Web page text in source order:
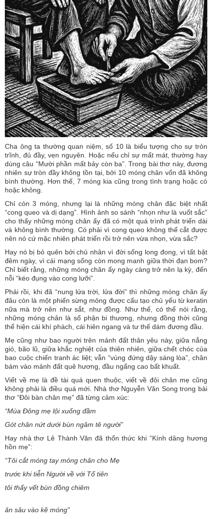
Cha ông ta thường quan niệm, số 10 là biểu tượng cho sự tròn
trĩnh, đủ đầy, vẹn nguyên. Hoặc nếu chỉ sự mất mát, thường hay
dùng câu “Mười phần mất bảy còn ba”. Trong bài thơ này, đương
nhiên sự tròn đầy không tồn tại, bởi 10 móng chân vốn đã không
bình thường. Hơn thế, 7 móng kia cũng trong tình trạng hoặc có
hoặc không.
Chỉ còn 3 móng, nhưng lại là những móng chân đặc biệt nhất
“cong queo và dị dạng”. Hình ảnh so sánh “nhọn như là vuốt sắc”
cho thấy những móng chân ấy đã có một quá trình phát triển dài
và không bình thường. Có phải vì cong queo không thể cắt được
nên nó cứ mặc nhiên phát triển rồi trở nên vừa nhọn, vừa sắc?
Hay nó bị bỏ quên bởi chủ nhân vì đời sống long đong, vì tất bật
đêm ngày, vì cái mạng sống còn mong manh giữa thời đạn bom?
Chỉ biết rằng, những móng chân ấy ngày càng trở nên lạ kỳ, đến
nỗi “kéo đụng vào cong lưỡi”.
Phải rồi, khi đã “nung lửa trời, lửa đời” thì những móng chân ấy
đâu còn là một phiến sừng mỏng được cấu tạo chủ yếu từ keratin
nữa mà trở nên như sắt, như đồng. Như thế, có thể nói rằng,
những móng chân là số phận bi thương, nhưng đồng thời cũng
thể hiện cái khí phách, cái hiên ngang và tư thế dám đương đầu.
Mẹ cũng như bao người trên mảnh đất thân yêu này, giữa nắng
gió, bão lũ, giữa khắc nghiệt của thiên nhiên, giữa chết chóc của
bao cuộc chiến tranh ác liệt; vẫn “vùng đứng dậy sáng lòa”, chân
bám vào mảnh đất quê hương, đầu ngẩng cao bất khuất.
Viết về mẹ là đề tài quá quen thuộc, viết về đôi chân mẹ cũng
không phải là điều quá mới. Nhà thơ Nguyễn Văn Song trong bài
thơ “Đôi bàn chân mẹ” đã từng cảm xúc:
“Mùa Đông mẹ lội xuống đầm
Gót chân nứt dưới bùn ngâm tê người”
Hay nhà thơ Lê Thành Văn đã thổn thức khi “Kính dâng hương
hồn mẹ”:
“Tôi cắt móng tay móng chân cho Mẹ
trước khi tiễn Người về với Tổ tiên
tôi thấy vết bùn đồng chiêm
ăn sâu vào kẽ móng”